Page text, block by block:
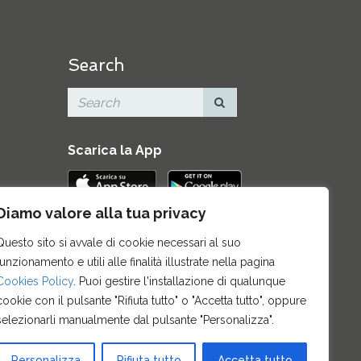
valore alla tua privacy
sito si avvale di cookie necessari al suo
e utili alle finalità illustrate nella pagina
Policy. Puoi gestire l'installazione di qualunque
con il pulsante "Rifiuta tutto" o "Accetta tutto", oppure
manualmente dal pulsante "Personalizza".
Search
Scarica la App
sito|Credits|Privacy e note legali
Archivio News|Cookie policy